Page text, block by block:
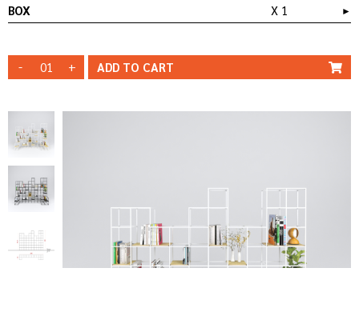
BIANCA
NERA
LEGNO
QT 20
MODIFICA
BOX X 1 ►
- + ADD TO CART